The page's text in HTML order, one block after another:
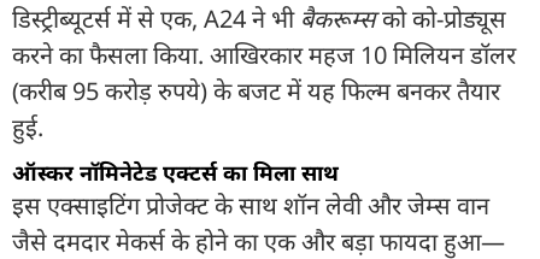
डिस्ट्रीब्यूटर्स में से एक, A24 ने भी बैकरूम्सको को-प्रोड्यूस
करने का फैसला किया. आखिरकार महज 10 मिलियन डॉलर
(करीब 95 करोड़ रुपये) के बजट में यह फिल्म बनकर तैयार
हुई.
ऑस्कर नॉमिनेटेड एक्टर्स का मिला साथ
इस एक्साइटिंग प्रोजेक्ट के साथ शॉन लेवी और जेम्स वान
जैसे दमदार मेकर्स के होने का एक और बड़ा फायदा हुआ—